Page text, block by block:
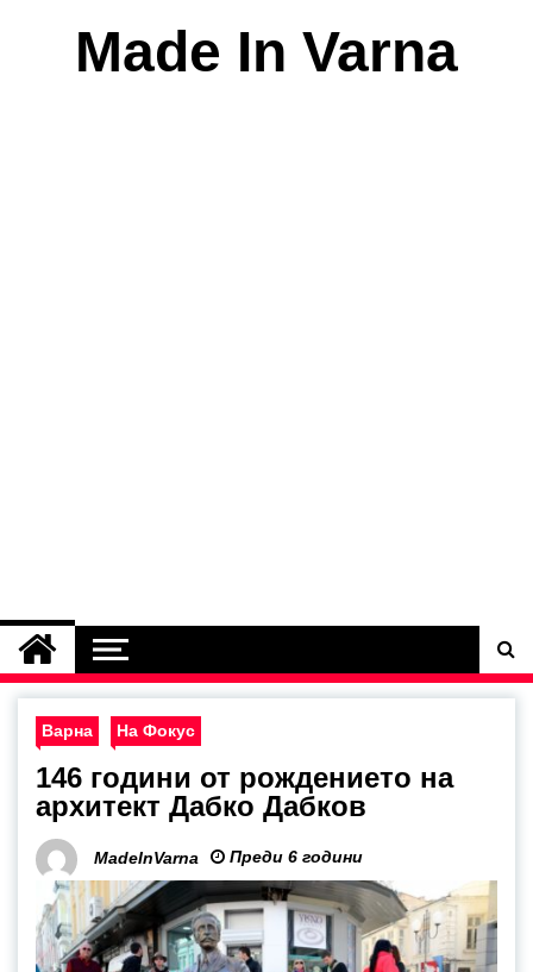
Made In Varna
Варна На Фокус
146 години от рождението на
архитект Дабко Дабков
MadeInVarna Преди 6 години